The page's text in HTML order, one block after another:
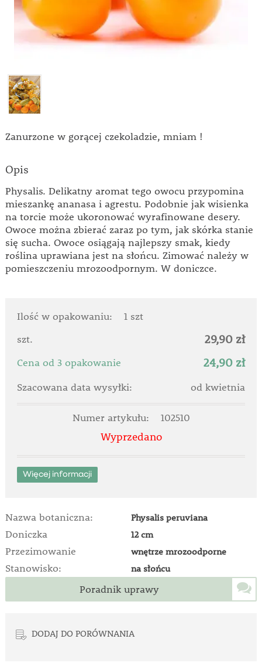
Zanurzone w gorącej czekoladzie, mniam !
Opis
Physalis. Delikatny aromat tego owocu przypomina
mieszankę ananasa i agrestu. Podobnie jak wisienka
na torcie może ukoronować wyrafinowane desery.
Owoce można zbierać zaraz po tym, jak skórka stanie
się sucha. Owoce osiągają najlepszy smak, kiedy
roślina uprawiana jest na słońcu. Zimować należy w
pomieszczeniu mrozoodpornym. W doniczce.
Ilość w opakowaniu:
1 szt
szt.
29,90 zł
Cena od 3 opakowanie 24,90 zł
Szacowana data wysyłki: od kwietnia
Numer artykułu: 102510
Wyprzedano
Więcej informacji
Nazwa botaniczna: Physalis peruviana
Doniczka 12 cm
Przezimowanie wnętrze mrozoodporne
Stanowisko: na słońcu
Poradnik uprawy
DODAJ DO PORÓWNANIA